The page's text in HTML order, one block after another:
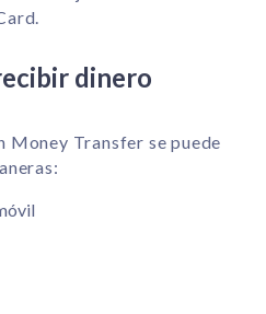
dinero
Money Transfer se puede